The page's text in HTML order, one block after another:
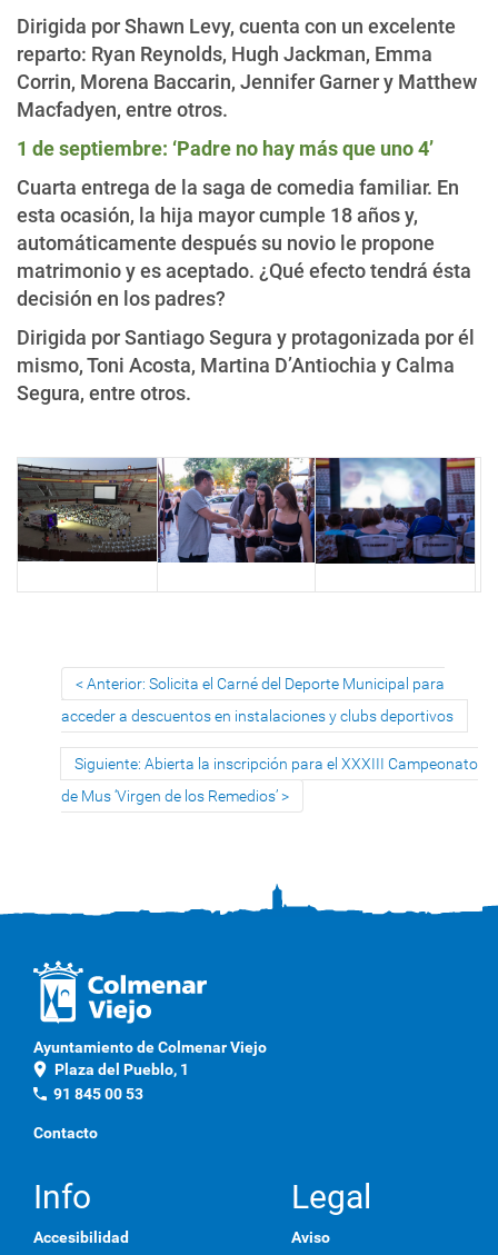
Dirigida por Shawn Levy, cuenta con un excelente
reparto: Ryan Reynolds, Hugh Jackman, Emma
Corrin, Morena Baccarin, Jennifer Garner y Matthew
Macfadyen, entre otros.
1 de septiembre: ‘Padre no hay más que uno 4’
Cuarta entrega de la saga de comedia familiar. En
esta ocasión, la hija mayor cumple 18 años y,
automáticamente después su novio le propone
matrimonio y es aceptado. ¿Qué efecto tendrá ésta
decisión en los padres?
Dirigida por Santiago Segura y protagonizada por él
mismo, Toni Acosta, Martina D’Antiochia y Calma
Segura, entre otros.
Anterior: Solicita el Carné del Deporte Municipal para
acceder a descuentos en instalaciones y clubs deportivos
Siguiente: Abierta la inscripción para el XXXIII Campeonato
de Mus ‘Virgen de los Remedios’
Ayuntamiento de Colmenar Viejo
location_on Plaza del Pueblo, 1
phone 91 845 00 53
Contacto
Info
Accesibilidad
Legal
Aviso